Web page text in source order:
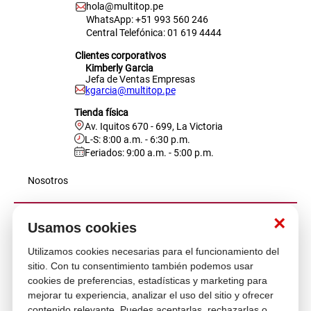
×
Usamos cookies
Utilizamos cookies necesarias para el funcionamiento del
sitio. Con tu consentimiento también podemos usar
cookies de preferencias, estadísticas y marketing para
mejorar tu experiencia, analizar el uso del sitio y ofrecer
hola@multitop.pe
WhatsApp: +51 993 560 246
Central Telefónica: 01 619 4444
Clientes corporativos
Kimberly Garcia
Jefa de Ventas Empresas
kgarcia@multitop.pe
Tienda física
Av. Iquitos 670 - 699, La Victoria
L-S: 8:00 a.m. - 6:30 p.m.
Feriados: 9:00 a.m. - 5:00 p.m.
Nosotros
Atención al cliente
Descubre más